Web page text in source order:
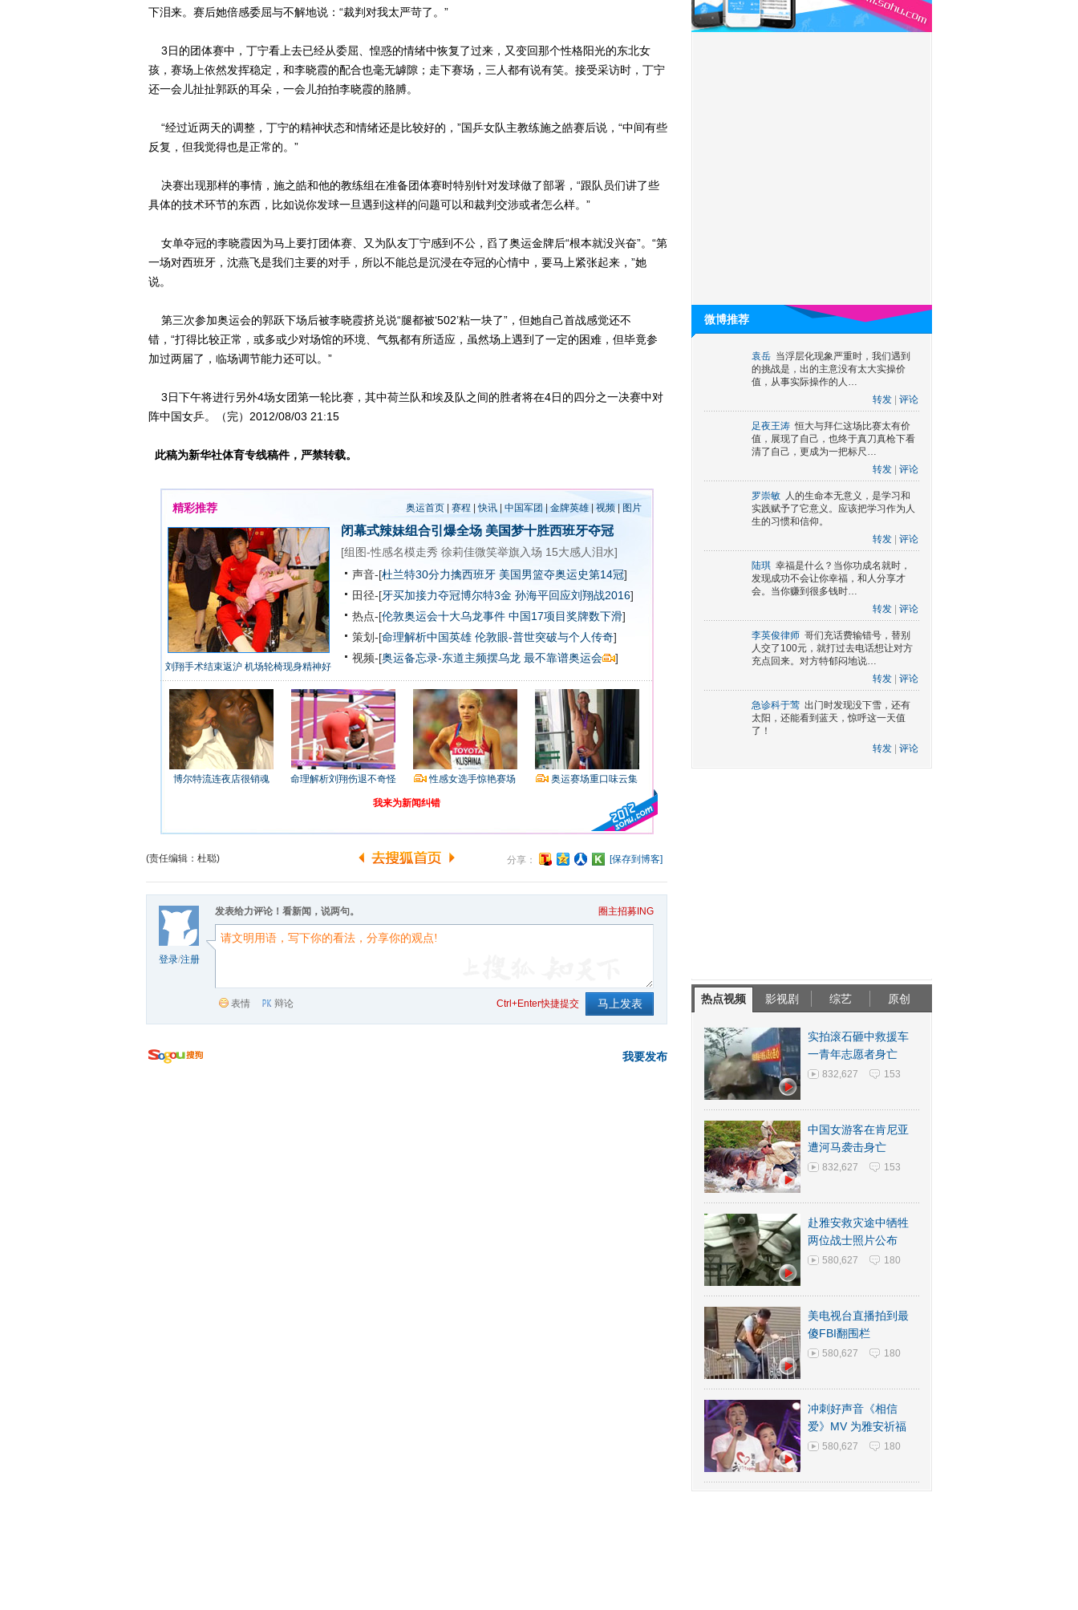
下泪来。赛后她倍感委屈与不解地说：“裁判对我太严苛了。”
3日的团体赛中，丁宁看上去已经从委屈、惶惑的情绪中恢复了过来，又变回那个性格阳光的东北女
孩，赛场上依然发挥稳定，和李晓霞的配合也毫无罅隙；走下赛场，三人都有说有笑。接受采访时，丁宁
还一会儿扯扯郭跃的耳朵，一会儿拍拍李晓霞的胳膊。
“经过近两天的调整，丁宁的精神状态和情绪还是比较好的，”国乒女队主教练施之皓赛后说，“中间有些
反复，但我觉得也是正常的。”
决赛出现那样的事情，施之皓和他的教练组在准备团体赛时特别针对发球做了部署，“跟队员们讲了些
具体的技术环节的东西，比如说你发球一旦遇到这样的问题可以和裁判交涉或者怎么样。”
女单夺冠的李晓霞因为马上要打团体赛、又为队友丁宁感到不公，舀了奥运金牌后“根本就没兴奋”。“第
一场对西班牙，沈燕飞是我们主要的对手，所以不能总是沉浸在夺冠的心情中，要马上紧张起来，”她
说。
第三次参加奥运会的郭跃下场后被李晓霞挤兑说“腿都被‘502’粘一块了”，但她自己首战感觉还不
错，“打得比较正常，或多或少对场馆的环境、气氛都有所适应，虽然场上遇到了一定的困难，但毕竟参
加过两届了，临场调节能力还可以。”
3日下午将进行另外4场女团第一轮比赛，其中荷兰队和埃及队之间的胜者将在4日的四分之一决赛中对
阵中国女乒。（完）2012/08/03 21:15
此稿为新华社体育专线稿件，严禁转载。
精彩推荐 奥运首页| 赛程 |快讯| 中国军团| 金牌英雄| 视频| 图片
刘翔手术结束返沪 机场轮椅现身精神好
闭幕式辣妹组合引爆全场 美国梦十胜西班牙夺冠
[组图-性感名模走秀 徐莉佳微笑举旗入场 15大感人泪水]
声音-[杜兰特30分力擒西班牙 美国男篮夺奥运史第14冠]
田径-[牙买加接力夺冠博尔特3金 孙海平回应刘翔战2016]
热点-[伦敦奥运会十大乌龙事件 中国17项目奖牌数下滑]
策划-[命理解析中国英雄 伦敦眼-普世突破与个人传奇]
视频-[奥运备忘录-东道主频摆乌龙 最不靠谱奥运会 ]
博尔特流连夜店很销魂 命理解析刘翔伤退不奇怪 性感女选手惊艳赛场 奥运赛场重口味云集
我来为新闻纠错
(责任编辑：杜聪) 分享： [保存到博客]
登录/注册
发表给力评论！看新闻，说两句。 圈主招募ING
表情 辩论 Ctrl+Enter快捷提交
我要发布
微博推荐
袁岳 当浮层化现象严重时，我们遇到
的挑战是，出的主意没有太大实操价
值，从事实际操作的人…
转发
评论
足夜王涛 恒大与拜仁这场比赛太有价
值，展现了自己，也终于真刀真枪下看
清了自己，更成为一把标尺…
转发
评论
罗崇敏 人的生命本无意义，是学习和
实践赋予了它意义。应该把学习作为人
生的习惯和信仰。
转发
评论
陆琪 幸福是什么？当你功成名就时，
发现成功不会让你幸福，和人分享才
会。当你赚到很多钱时…
转发
评论
李英俊律师 哥们充话费输错号，替别
人交了100元，就打过去电话想让对方
充点回来。对方特郁闷地说…
转发
评论
急诊科于莺 出门时发现没下雪，还有
太阳，还能看到蓝天，惊呼这一天值
了！
转发
评论
热点视频 影视剧 综艺 原创
实拍滚石砸中救援车
一青年志愿者身亡
832,627 153
中国女游客在肯尼亚
遭河马袭击身亡
832,627 153
赴雅安救灾途中牺牲
两位战士照片公布
580,627 180
美电视台直播拍到最
傻FBI翻围栏
580,627 180
冲刺好声音《相信
爱》MV 为雅安祈福
580,627 180